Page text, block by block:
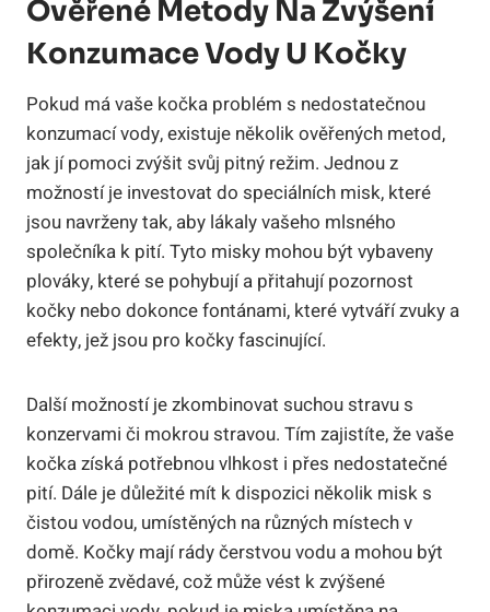
Ověřené Metody Na Zvýšení
Konzumace Vody U Kočky
Pokud má vaše kočka problém s nedostatečnou
konzumací vody, existuje několik ověřených metod,
jak jí pomoci zvýšit svůj pitný režim. Jednou z
možností je investovat do speciálních misk, které
jsou navrženy tak, aby lákaly vašeho mlsného
společníka k pití. Tyto misky mohou být vybaveny
plováky, které se pohybují a přitahují pozornost
kočky nebo dokonce fontánami, které vytváří zvuky a
efekty, jež jsou pro kočky fascinující.
Další možností je zkombinovat suchou stravu s
konzervami či mokrou stravou. Tím zajistíte, že vaše
kočka získá potřebnou vlhkost i přes nedostatečné
pití. Dále je důležité mít k dispozici několik misk s
čistou vodou, umístěných na různých místech v
domě. Kočky mají rády čerstvou vodu a mohou být
přirozeně zvědavé, což může vést k zvýšené